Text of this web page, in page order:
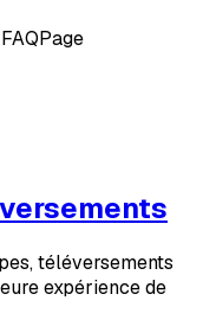
téléversements
expérience de